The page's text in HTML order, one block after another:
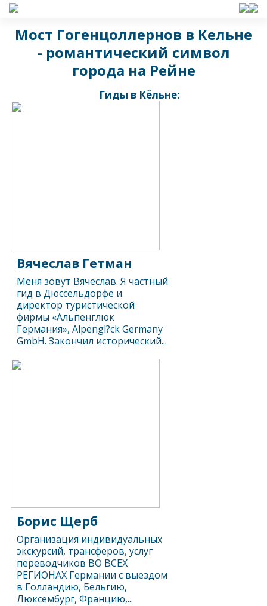
Мост Гогенцоллернов в Кельне
- романтический символ
города на Рейне
Гиды в Кёльне:
Вячеслав Гетман
Меня зовут Вячеслав. Я частный
гид в Дюссельдорфе и
директор туристической
фирмы «Альпенглюк
Германия», Alpengl?ck Germany
GmbH. Закончил исторический...
Борис Щерб
Организация индивидуальных
экскурсий, трансферов, услуг
переводчиков ВО ВСЕХ
РЕГИОНАХ Германии с выездом
в Голландию, Бельгию,
Люксембург, Францию,...